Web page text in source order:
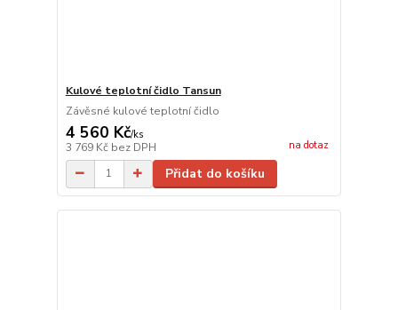
Kulové teplotní čidlo Tansun
Závěsné kulové teplotní čidlo
4 560 Kč/ks
3 769 Kč bez DPH na dotaz
Přidat do košíku